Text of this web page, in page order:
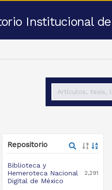
Institucional
Repositorio
Biblioteca y
Hemeroteca Nacional
Digital de México
2,291